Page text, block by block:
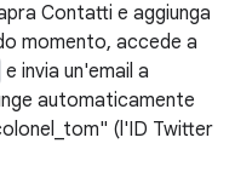
Contatti e aggiunga
momento, accede a
e invia un'email a
automaticamente
(l'ID Twitter